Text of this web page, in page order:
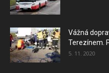
Vážná
Terezínem.
5. 11. 2020